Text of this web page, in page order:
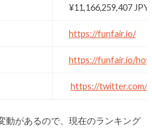
¥11,166,259,407 JPY
https://funfair.io/
https://funfair.io/
https://twitter.com/
動があるので、現在のランキング